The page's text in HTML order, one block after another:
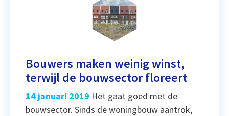
Bouwers maken weinig winst,
terwijl de bouwsector floreert
14 januari 2019 Het gaat goed met de
bouwsector. Sinds de woningbouw aantrok,